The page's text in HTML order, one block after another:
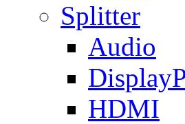
Splitter
Audio
HDMI